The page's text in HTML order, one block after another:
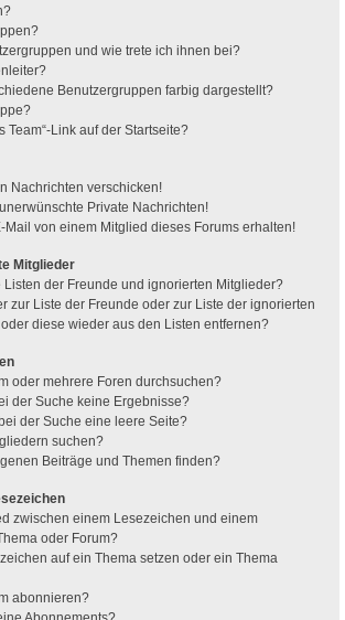
und wie trete ich ihnen bei?
Benutzergruppen farbig dargestellt?
Team“-Link auf der Startseite?
Nachrichten verschicken!
Private Nachrichten!
Mail von einem Mitglied dieses Forums erhalten!
Mitglieder
der Freunde und ignorierten Mitglieder?
zur Liste der Freunde oder zur Liste der ignorierten
diese wieder aus den Listen entfernen?
oder mehrere Foren durchsuchen?
der Suche keine Ergebnisse?
der Suche eine leere Seite?
suchen?
Beiträge und Themen finden?
zwischen einem Lesezeichen und einem
oder Forum?
auf ein Thema setzen oder ein Thema
abonnieren?